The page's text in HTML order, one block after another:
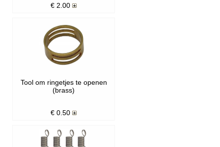
€ 2.00
Tool om ringetjes te openen
(brass)
€ 0.50